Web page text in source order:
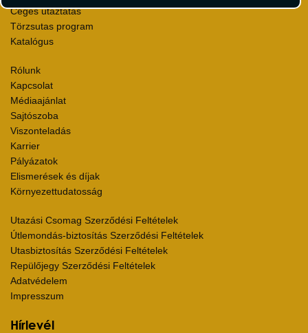
Céges utaztatás
Törzsutas program
Katalógus
Rólunk
Kapcsolat
Médiaajánlat
Sajtószoba
Viszonteladás
Karrier
Pályázatok
Elismerések és díjak
Környezettudatosság
Utazási Csomag Szerződési Feltételek
Útlemondás-biztosítás Szerződési Feltételek
Utasbiztosítás Szerződési Feltételek
Repülőjegy Szerződési Feltételek
Adatvédelem
Impresszum
Hírlevél